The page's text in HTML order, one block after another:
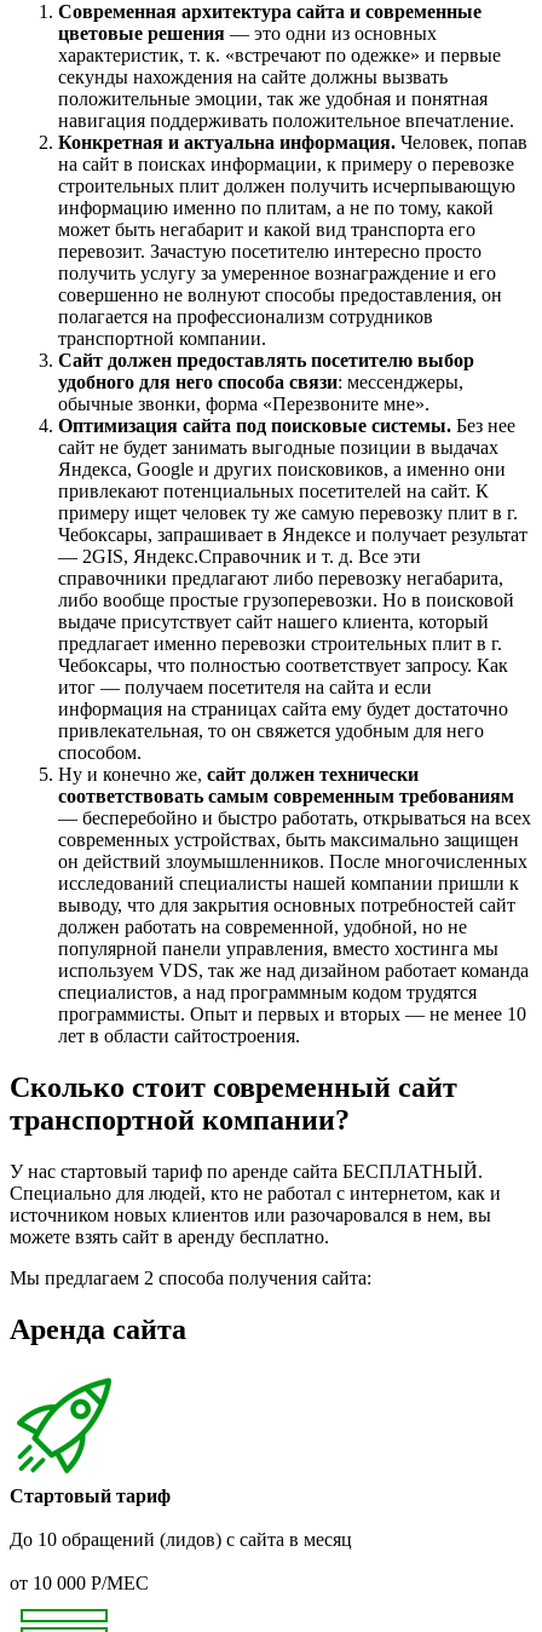
Современная архитектура сайта и современные
цветовые решения — это одни из основных
характеристик, т. к. «встречают по одежке» и первые
секунды нахождения на сайте должны вызвать
положительные эмоции, так же удобная и понятная
навигация поддерживать положительное впечатление.
Конкретная и актуальна информация. Человек, попав
на сайт в поисках информации, к примеру о перевозке
строительных плит должен получить исчерпывающую
информацию именно по плитам, а не по тому, какой
может быть негабарит и какой вид транспорта его
перевозит. Зачастую посетителю интересно просто
получить услугу за умеренное вознаграждение и его
совершенно не волнуют способы предоставления, он
полагается на профессионализм сотрудников
транспортной компании.
Сайт должен предоставлять посетителю выбор
удобного для него способа связи: мессенджеры,
обычные звонки, форма «Перезвоните мне».
Оптимизация сайта под поисковые системы. Без нее
сайт не будет занимать выгодные позиции в выдачах
Яндекса, Google и других поисковиков, а именно они
привлекают потенциальных посетителей на сайт. К
примеру ищет человек ту же самую перевозку плит в г.
Чебоксары, запрашивает в Яндексе и получает результат
— 2GIS, Яндекс.Справочник и т. д. Все эти
справочники предлагают либо перевозку негабарита,
либо вообще простые грузоперевозки. Но в поисковой
выдаче присутствует сайт нашего клиента, который
предлагает именно перевозки строительных плит в г.
Чебоксары, что полностью соответствует запросу. Как
итог — получаем посетителя на сайта и если
информация на страницах сайта ему будет достаточно
привлекательная, то он свяжется удобным для него
способом.
Ну и конечно же, сайт должен технически
соответствовать самым современным требованиям
— бесперебойно и быстро работать, открываться на всех
современных устройствах, быть максимально защищен
он действий злоумышленников. После многочисленных
исследований специалисты нашей компании пришли к
выводу, что для закрытия основных потребностей сайт
должен работать на современной, удобной, но не
популярной панели управления, вместо хостинга мы
используем VDS, так же над дизайном работает команда
специалистов, а над программным кодом трудятся
программисты. Опыт и первых и вторых — не менее 10
лет в области сайтостроения.
Сколько стоит современный сайт
транспортной компании?
У нас стартовый тариф по аренде сайта БЕСПЛАТНЫЙ.
Специально для людей, кто не работал с интернетом, как и
источником новых клиентов или разочаровался в нем, вы
можете взять сайт в аренду бесплатно.
Мы предлагаем 2 способа получения сайта:
Аренда сайта
Стартовый тариф
До 10 обращений (лидов) с сайта в месяц
от 10 000 Р/МЕС